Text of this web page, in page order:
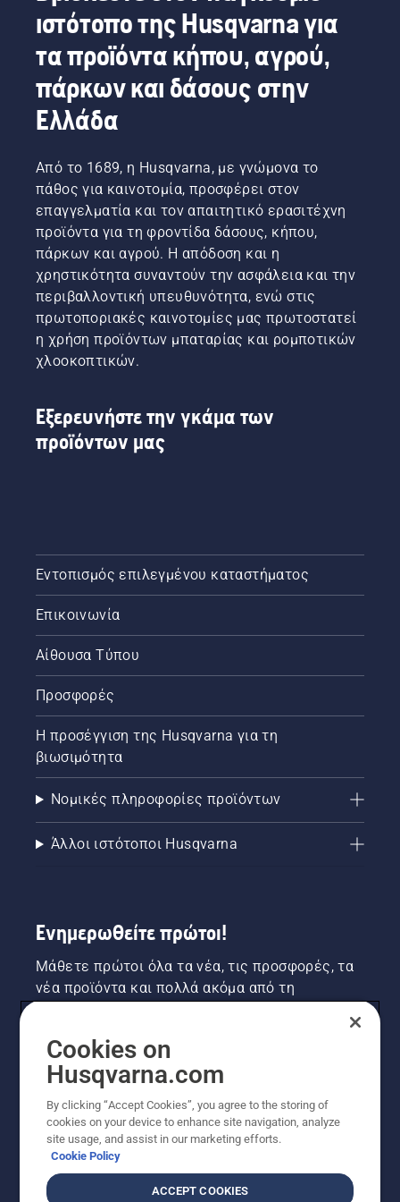
τις
κάνετε
και πάλι
όμορφες:
ιστότοπο της Husqvarna για
τα προϊόντα κήπου, αγρού,
πάρκων και δάσους στην
Ελλάδα
Από το 1689, η Husqvarna, με γνώμονα το
πάθος για καινοτομία, προσφέρει στον
επαγγελματία και τον απαιτητικό ερασιτέχνη
προϊόντα για τη φροντίδα δάσους, κήπου,
πάρκων και αγρού. Η απόδοση και η
χρηστικότητα συναντούν την ασφάλεια και την
περιβαλλοντική υπευθυνότητα, ενώ στις
πρωτοποριακές καινοτομίες μας πρωτοστατεί
η χρήση προϊόντων μπαταρίας και ρομποτικών
χλοοκοπτικών.
Εξερευνήστε την γκάμα των
προϊόντων μας
Εντοπισμός επιλεγμένου καταστήματος
Επικοινωνία
Αίθουσα Τύπου
Προσφορές
Η προσέγγιση της Husqvarna για τη
βιωσιμότητα
Νομικές πληροφορίες προϊόντων
Άλλοι ιστότοποι Husqvarna
Ενημερωθείτε πρώτοι!
Μάθετε πρώτοι όλα τα νέα, τις προσφορές, τα
νέα προϊόντα και πολλά ακόμα από τη
ΕΓΓΡΑΦΉ ΣΤΟ ΕΝΗΜΕΡΩΤΙΚΌ ΔΕΛΤΊΟ
Cookies on
Husqvarna.com
By clicking “Accept Cookies”, you agree to the storing of
cookies on your device to enhance site navigation, analyze
site usage, and assist in our marketing efforts.
Cookie Policy
ACCEPT COOKIES